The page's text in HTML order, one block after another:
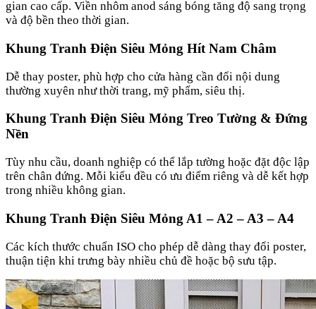
gian cao cấp. Viền nhôm anod sáng bóng tăng độ sang trọng
và độ bền theo thời gian.
Khung Tranh Điện Siêu Mỏng Hít Nam Châm
Dễ thay poster, phù hợp cho cửa hàng cần đổi nội dung
thường xuyên như thời trang, mỹ phẩm, siêu thị.
Khung Tranh Điện Siêu Mỏng Treo Tường & Đứng
Nền
Tùy nhu cầu, doanh nghiệp có thể lắp tường hoặc đặt độc lập
trên chân đứng. Mỗi kiểu đều có ưu điểm riêng và dễ kết hợp
trong nhiều không gian.
Khung Tranh Điện Siêu Mỏng A1 – A2 – A3 – A4
Các kích thước chuẩn ISO cho phép dễ dàng thay đổi poster,
thuận tiện khi trưng bày nhiều chủ đề hoặc bộ sưu tập.